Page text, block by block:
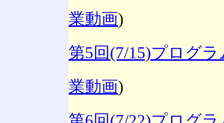
業動画)
第5回(7/15)プログ
業動画)